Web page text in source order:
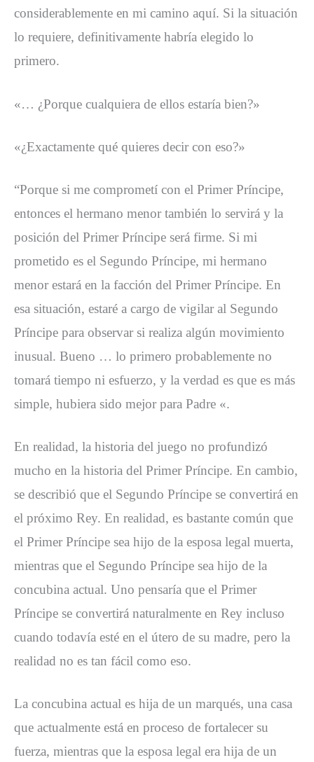
considerablemente en mi camino aquí. Si la situación
lo requiere, definitivamente habría elegido lo
primero.
«… ¿Porque cualquiera de ellos estaría bien?»
«¿Exactamente qué quieres decir con eso?»
“Porque si me comprometí con el Primer Príncipe,
entonces el hermano menor también lo servirá y la
posición del Primer Príncipe será firme. Si mi
prometido es el Segundo Príncipe, mi hermano
menor estará en la facción del Primer Príncipe. En
esa situación, estaré a cargo de vigilar al Segundo
Príncipe para observar si realiza algún movimiento
inusual. Bueno … lo primero probablemente no
tomará tiempo ni esfuerzo, y la verdad es que es más
simple, hubiera sido mejor para Padre «.
En realidad, la historia del juego no profundizó
mucho en la historia del Primer Príncipe. En cambio,
se describió que el Segundo Príncipe se convertirá en
el próximo Rey. En realidad, es bastante común que
el Primer Príncipe sea hijo de la esposa legal muerta,
mientras que el Segundo Príncipe sea hijo de la
concubina actual. Uno pensaría que el Primer
Príncipe se convertirá naturalmente en Rey incluso
cuando todavía esté en el útero de su madre, pero la
realidad no es tan fácil como eso.
La concubina actual es hija de un marqués, una casa
que actualmente está en proceso de fortalecer su
fuerza, mientras que la esposa legal era hija de un